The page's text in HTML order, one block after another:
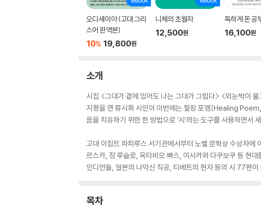
오디세이아 (고대 그리
스어 완역본)
10% 19,800원
니체의 초월자
12,500원
독하게 돈 공
16,100원
소개
시집 <그대가 곁에 있어도 나는 그대가 그립다> <외눈박이
지평을 연 류시화 시인이 이번에는 힐링 포엠(Healing
음을 치유하기 위한 한 방법으로 ‘시’라는 도구를 사용하면서
고대 이집트 파피루스 서기관에서부터 노벨 문학상 수상자에
르스카, 장 루슬로, 옥타비오 빠스, 이시카와 다쿠보쿠 등 현
인디언들, 일본의 나막신 직공, 티베트의 현자 등의 시 77편이
목차